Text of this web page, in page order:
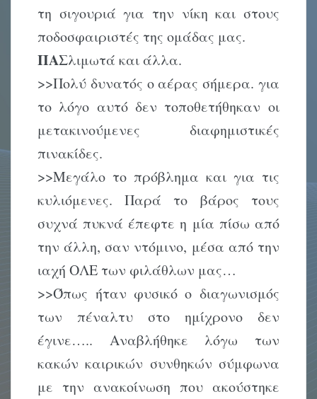
τη σιγουριά για την νίκη και στους
ποδοσφαιριστές της ομάδας μας.
ΠΑΣλιμωτά και άλλα.
>>Πολύ δυνατός ο αέρας σήμερα. για
το λόγο αυτό δεν τοποθετήθηκαν οι
μετακινούμενες διαφημιστικές
πινακίδες.
>>Μεγάλο το πρόβλημα και για τις
κυλιόμενες. Παρά το βάρος τους
συχνά πυκνά έπεφτε η μία πίσω από
την άλλη, σαν ντόμινο, μέσα από την
ιαχή ΟΛΕ των φιλάθλων μας…
>>Όπως ήταν φυσικό ο διαγωνισμός
των πέναλτυ στο ημίχρονο δεν
έγινε….. Αναβλήθηκε λόγω των
κακών καιρικών συνθηκών σύμφωνα
με την ανακοίνωση που ακούστηκε